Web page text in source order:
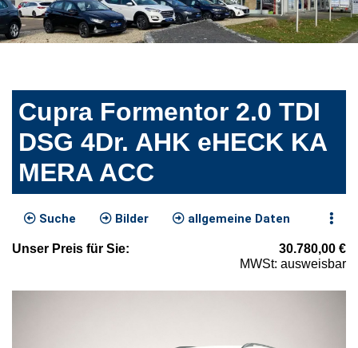
Cupra Formentor 2.0 TDI
DSG 4Dr. AHK eHECK KA
MERA ACC
Suche Bilder allgemeine Daten
Unser Preis für Sie: 30.780,00 €
MWSt: ausweisbar